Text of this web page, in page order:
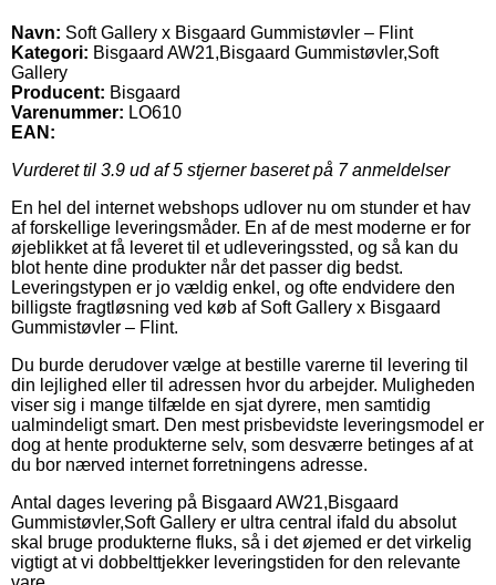
Navn: Soft Gallery x Bisgaard Gummistøvler – Flint
Kategori: Bisgaard AW21,Bisgaard Gummistøvler,Soft
Gallery
Producent: Bisgaard
Varenummer: LO610
EAN:
Vurderet til 3.9 ud af 5 stjerner baseret på 7anmeldelser
En hel del internet webshops udlover nu om stunder et hav
af forskellige leveringsmåder. En af de mest moderne er for
øjeblikket at få leveret til et udleveringssted, og så kan du
blot hente dine produkter når det passer dig bedst.
Leveringstypen er jo vældig enkel, og ofte endvidere den
billigste fragtløsning ved køb af Soft Gallery x Bisgaard
Gummistøvler – Flint.
Du burde derudover vælge at bestille varerne til levering til
din lejlighed eller til adressen hvor du arbejder. Muligheden
viser sig i mange tilfælde en sjat dyrere, men samtidig
ualmindeligt smart. Den mest prisbevidste leveringsmodel er
dog at hente produkterne selv, som desværre betinges af at
du bor nærved internet forretningens adresse.
Antal dages levering på Bisgaard AW21,Bisgaard
Gummistøvler,Soft Gallery er ultra central ifald du absolut
skal bruge produkterne fluks, så i det øjemed er det virkelig
vigtigt at vi dobbelttjekker leveringstiden for den relevante